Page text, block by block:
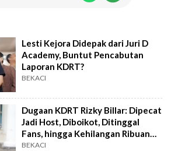
Lesti Kejora Didepak dari Juri D
Academy, Buntut Pencabutan
Laporan KDRT?
BEKACI
Dugaan KDRT Rizky Billar: Dipecat
Jadi Host, Diboikot, Ditinggal
Fans, hingga Kehilangan Ribuan
Subscriber
BEKACI